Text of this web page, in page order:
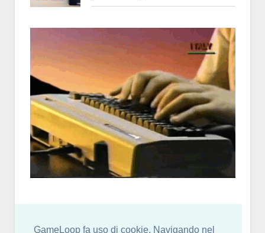
GameLoop fa uso di cookie. Navigando nel